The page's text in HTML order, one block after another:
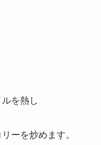
を熱し
ーを炒めます。